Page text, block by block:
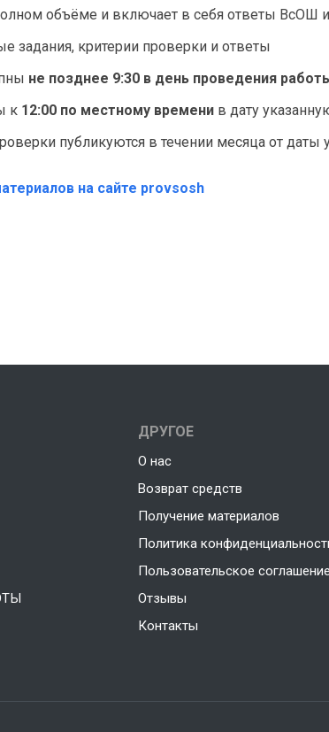
объёме и включает в себя ответы ВсОШ
задания, критерии проверки и ответы
не позднее 9:30 в день проведения
к 12:00 по местному времени в дату
публикуются в течении месяца от даты
на сайте provsosh
ДРУГОЕ
О нас
Возврат средств
Получение материалов
Политика
Пользовательское соглашение
Отзывы
Контакты